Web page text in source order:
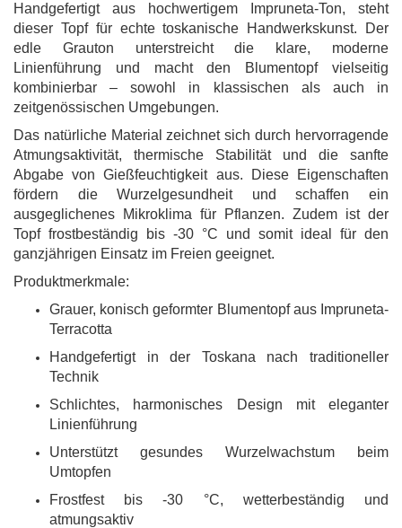
Handgefertigt aus hochwertigem Impruneta-Ton, steht
dieser Topf für echte toskanische Handwerkskunst. Der
edle Grauton unterstreicht die klare, moderne
Linienführung und macht den Blumentopf vielseitig
kombinierbar – sowohl in klassischen als auch in
zeitgenössischen Umgebungen.
Das natürliche Material zeichnet sich durch hervorragende
Atmungsaktivität, thermische Stabilität und die sanfte
Abgabe von Gießfeuchtigkeit aus. Diese Eigenschaften
fördern die Wurzelgesundheit und schaffen ein
ausgeglichenes Mikroklima für Pflanzen. Zudem ist der
Topf frostbeständig bis -30 °C und somit ideal für den
ganzjährigen Einsatz im Freien geeignet.
Produktmerkmale:
Grauer, konisch geformter Blumentopf aus Impruneta-
Terracotta
Handgefertigt in der Toskana nach traditioneller
Technik
Schlichtes, harmonisches Design mit eleganter
Linienführung
Unterstützt gesundes Wurzelwachstum beim
Umtopfen
Frostfest bis -30 °C, wetterbeständig und
atmungsaktiv